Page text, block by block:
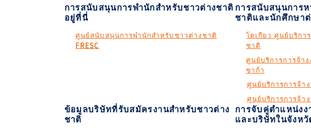
การสนับสนุนการพำนักสำหรับชาวต่างชาติ
อยู่ที่นี่
ศูนย์สนับสนุนการพำนักสำหรับชาวต่างชาติ
FRESC
การสนับสนุนการ
ชาติและนักศึกษา
โตเกียว ศูนย์บริกา
ชาติ
ศูนย์บริการการจ้า
ซาก้า
ศูนย์บริการการจ้า
ศูนย์บริการการจ้า
ข้อมูลบริษัทที่รับสมัครงานสำหรับชาวต่าง
ชาติ
การจับคู่ตำแหน่งง
และบริษัทในจังห